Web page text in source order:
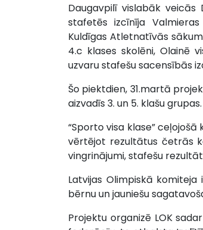
Daugavpilī vislabāk veicās
stafetēs izcīnīja
Kuldīgas Atletnatīvās
4.c klases skolēni, Olainē
uzvaru stafešu sacensībās
Šo piektdien, 31.martā
aizvadīs 3. un 5. klašu grupas.
“Sporto visa klase”
vērtējot rezultātus četrās
vingrinājumi, stafešu
Latvijas Olimpiskā
bērnu un jauniešu
Projektu organizē LOK